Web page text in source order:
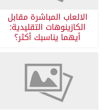
الالعاب المباشرة مقابل
الكازينوهات التقليدية:
أيهما يناسبك أكثر؟